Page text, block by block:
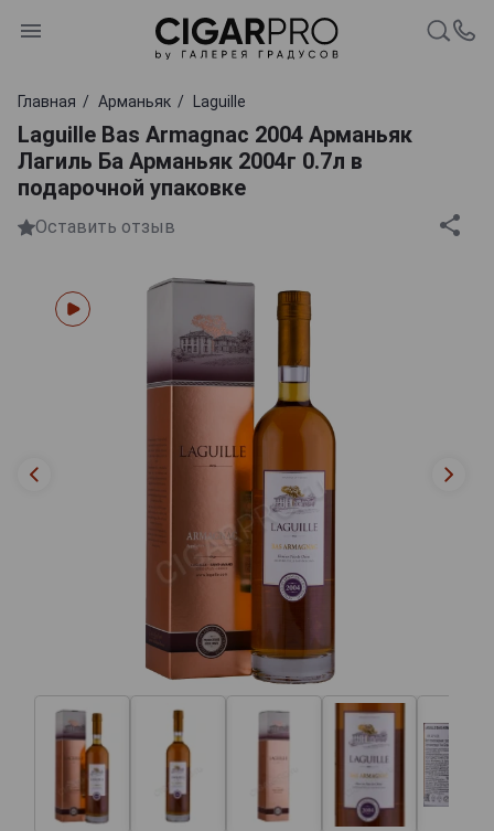
Главная Арманьяк Laguille
Laguille Bas Armagnac 2004 Арманьяк
Лагиль Ба Арманьяк 2004г 0.7л в
подарочной упаковке
Оставить отзыв